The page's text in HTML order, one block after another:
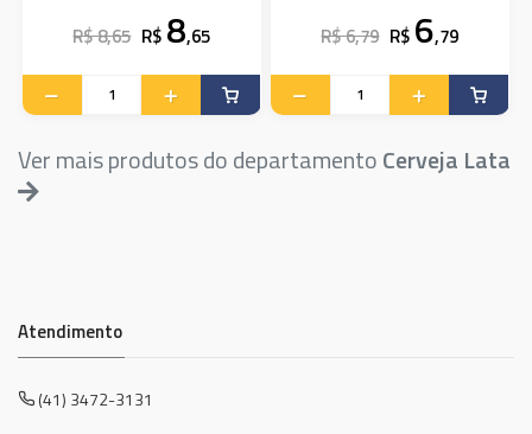
R$ 8,65 R$ 8,65 R$ 6,79 R$ 6,79
Ver mais produtos do departamentoCerveja Lata
Atendimento
(41) 3472-3131